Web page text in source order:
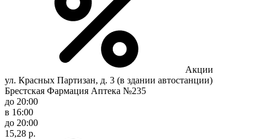
Акции
ул. Красных Партизан, д. 3 (в здании автостанции)
Брестская Фармация Аптека №235
до 20:00
в 16:00
до 20:00
15,28 р.